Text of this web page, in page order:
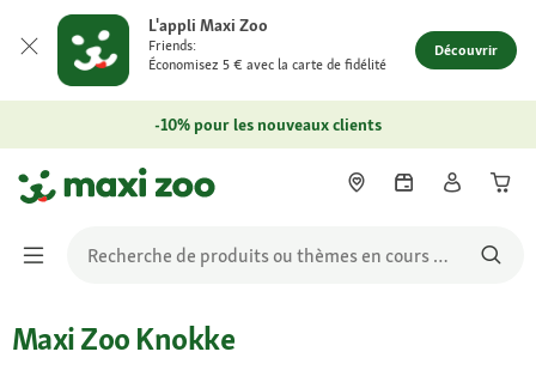
L'appli Maxi Zoo
Friends:
Économisez 5 € avec la carte de fidélité
Découvrir
-10% pour les nouveaux clients
Maxi Zoo Knokke